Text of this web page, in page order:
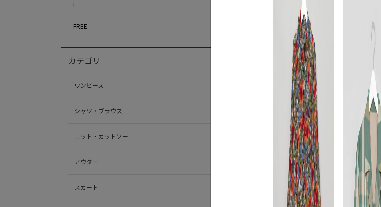
L
FREE
カテゴリ
ワンピース
シャツ・ブラウス
ニット・カットソー
アウター
スカート